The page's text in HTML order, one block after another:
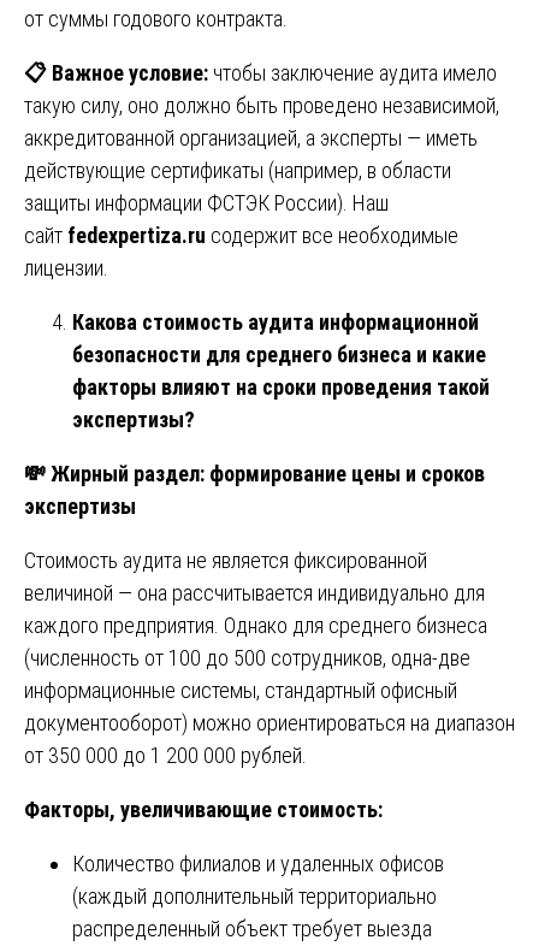
от суммы годового контракта.
📋 Важное условие: чтобы заключение аудита имело
такую силу, оно должно быть проведено независимой,
аккредитованной организацией, а эксперты — иметь
действующие сертификаты (например, в области
защиты информации ФСТЭК России). Наш
сайт fedexpertiza.ru содержит все необходимые
лицензии.
Какова стоимость аудита информационной
безопасности для среднего бизнеса и какие
факторы влияют на сроки проведения такой
экспертизы?
💸Жирный раздел: формирование цены и сроков
экспертизы
Стоимость аудита не является фиксированной
величиной — она рассчитывается индивидуально для
каждого предприятия. Однако для среднего бизнеса
(численность от 100 до 500 сотрудников, одна-две
информационные системы, стандартный офисный
документооборот) можно ориентироваться на диапазон
от 350 000 до 1 200 000 рублей.
Факторы, увеличивающие стоимость:
Количество филиалов и удаленных офисов
(каждый дополнительный территориально
распределенный объект требует выезда